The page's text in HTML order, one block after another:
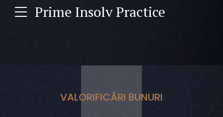
Prime Insolv Practice
VALORIFICĂRI BUNURI